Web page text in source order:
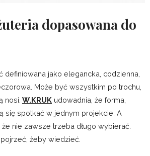
dopasowana do
definiowana jako elegancka, codzienna,
Może być wszystkim po trochu,
nosi. W.KRUK udowadnia, że forma,
się spotkać w jednym projekcie. A
nie zawsze trzeba długo wybierać.
żeby wiedzieć.